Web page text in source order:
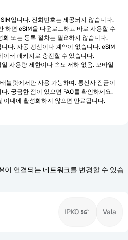
입니다. 전화번호는 제공되지 않습니다.
하면 eSIM을 다운로드하고 바로 사용할 수
화 또는 등록 절차는 필요하지 않습니다.
다. 자동 갱신이나 계약이 없습니다. eSIM
이터 패키지로 충전할 수 있습니다.
사용량 제한이나 속도 저하 없음. 모바일
블릿에서만 사용 가능하며, 통신사 잠금이
. 궁금한 점이 있으면 FAQ를 확인하세요.
이내에 활성화하지 않으면 만료됩니다.
이 연결되는 네트워크를 변경할 수 있습
IPKO Vala